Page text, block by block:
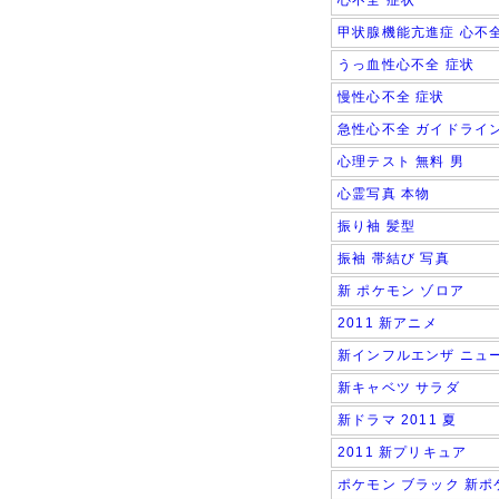
甲状腺機能亢進症 心不
うっ血性心不全 症状
慢性心不全 症状
急性心不全 ガイドライ
心理テスト 無料 男
心霊写真 本物
振り袖 髪型
振袖 帯結び 写真
新 ポケモン ゾロア
2011 新アニメ
新インフルエンザ ニュ
新キャベツ サラダ
新ドラマ 2011 夏
2011 新プリキュア
ポケモン ブラック 新ポ